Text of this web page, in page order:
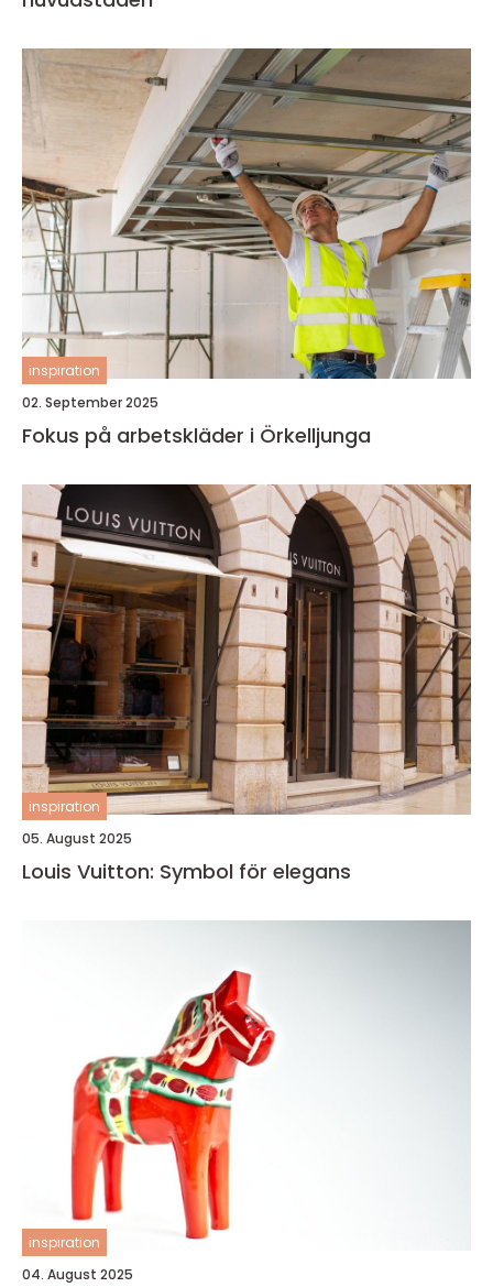
inspiration
02. September 2025
Fokus på arbetskläder i Örkelljunga
inspiration
05. August 2025
Louis Vuitton: Symbol för elegans
inspiration
04. August 2025